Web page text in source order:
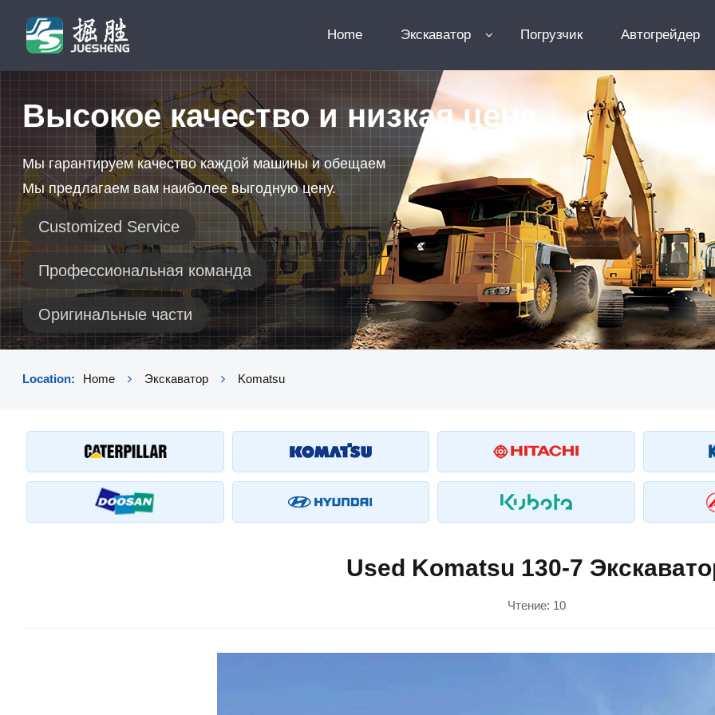
Home Экскаватор Погрузчик Автогрейдер
Высокое качество и низкая цена
Мы гарантируем качество каждой машины и обещаем
Мы предлагаем вам наиболее выгодную цену.
Customized Service
Профессиональная команда
Оригинальные части
Location: Home Экскаватор Komatsu
Used Komatsu 130-7
Чтение: 10